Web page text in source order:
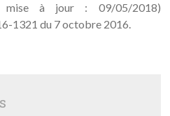
- mise à jour : 09/05/2018)
1321 du 7 octobre 2016.